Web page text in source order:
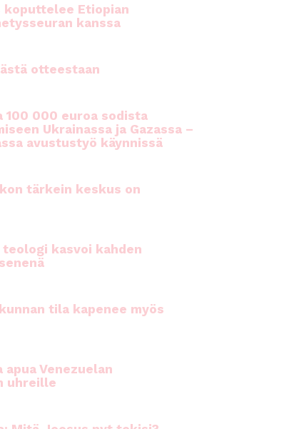
koputtelee Etiopian
kanssa
otteestaan
100 000 euroa sodista
Ukrainassa ja Gazassa –
avustustyö käynnissä
tärkein keskus on
kasvoi kahden
tila kapenee myös
Venezuelan
uhreille